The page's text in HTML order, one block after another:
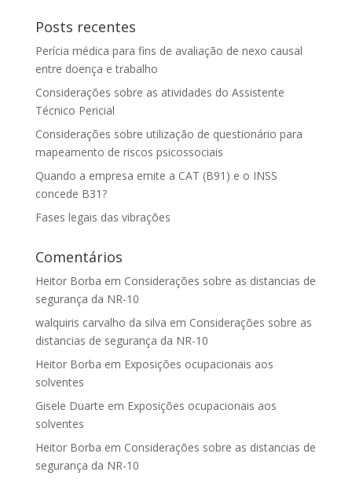
Posts recentes
Perícia médica para fins de avaliação de nexo causal
entre doença e trabalho
Considerações sobre as atividades do Assistente
Técnico Pericial
Considerações sobre utilização de questionário para
mapeamento de riscos psicossociais
Quando a empresa emite a CAT (B91) e o INSS
concede B31?
Fases legais das vibrações
Comentários
Heitor Borba em Considerações sobre as distancias de
segurança da NR-10
walquiris carvalho da silva em Considerações sobre as
distancias de segurança da NR-10
Heitor Borba em Exposições ocupacionais aos
solventes
Gisele Duarte em Exposições ocupacionais aos
solventes
Heitor Borba em Considerações sobre as distancias de
segurança da NR-10